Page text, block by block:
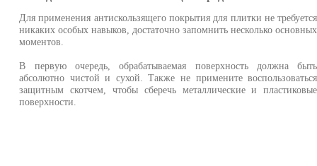
Для применения антискользящего покрытия для плитки не требуется
никаких особых навыков, достаточно запомнить несколько основных
моментов.
В первую очередь, обрабатываемая поверхность должна быть
абсолютно чистой и сухой. Также не примените воспользоваться
защитным скотчем, чтобы сберечь металлические и пластиковые
поверхности.